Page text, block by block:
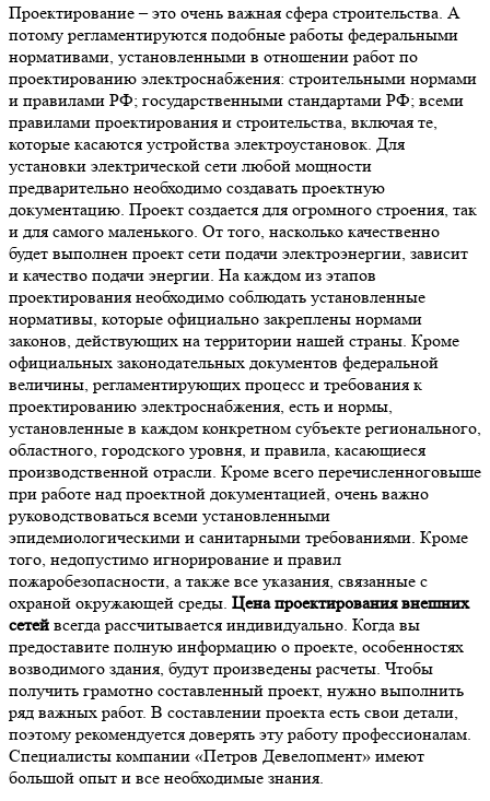
Проектирование – это очень важная сфера строительства. А
потому регламентируются подобные работы федеральными
нормативами, установленными в отношении работ по
проектированию электроснабжения: строительными нормами
и правилами РФ; государственными стандартами РФ; всеми
правилами проектирования и строительства, включая те,
которые касаются устройства электроустановок. Для
установки электрической сети любой мощности
предварительно необходимо создавать проектную
документацию. Проект создается для огромного строения, так
и для самого маленького. От того, насколько качественно
будет выполнен проект сети подачи электроэнергии, зависит
и качество подачи энергии. На каждом из этапов
проектирования необходимо соблюдать установленные
нормативы, которые официально закреплены нормами
законов, действующих на территории нашей страны. Кроме
официальных законодательных документов федеральной
величины, регламентирующих процесс и требования к
проектированию электроснабжения, есть и нормы,
установленные в каждом конкретном субъекте регионального,
областного, городского уровня, и правила, касающиеся
производственной отрасли. Кроме всего перечисленноговыше
при работе над проектной документацией, очень важно
руководствоваться всеми установленными
эпидемиологическими и санитарными требованиями. Кроме
того, недопустимо игнорирование и правил
пожаробезопасности, а также все указания, связанные с
охраной окружающей среды. Цена проектирования внешних
сетей всегда рассчитывается индивидуально. Когда вы
предоставите полную информацию о проекте, особенностях
возводимого здания, будут произведены расчеты. Чтобы
получить грамотно составленный проект, нужно выполнить
ряд важных работ. В составлении проекта есть свои детали,
поэтому рекомендуется доверять эту работу профессионалам.
Специалисты компании «Петров Девелопмент» имеют
большой опыт и все необходимые знания.